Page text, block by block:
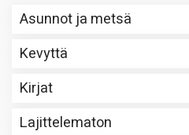
Asunnot ja metsä
Kevyttä
Kirjat
Lajittelematon